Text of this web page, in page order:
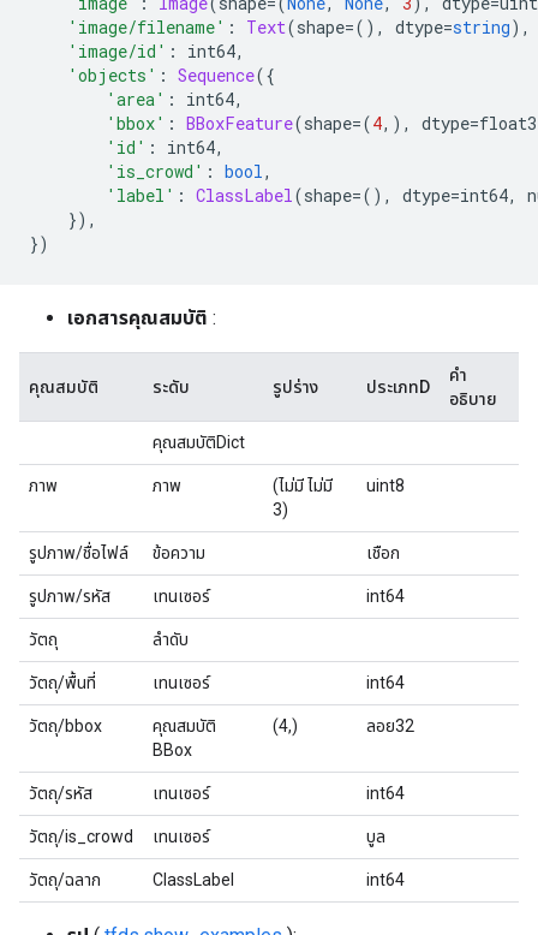
'image/filename' : Text(shape=(), dtype=string),
'image/id' : int64,
'objects' : Sequence({
'area' : int64,
'bbox' : BBoxFeature(shape=(4,), dtype=
'id' : int64,
'is_crowd' : bool,
'label' : ClassLabel(shape=(), dtype=int64,
}),
})
เอกสารคุณสมบัติ :
คุณสมบัติ ระดับ รูปร่าง ประเภทD
คำ
อธิบาย
คุณสมบัติDict
ภาพ ภาพ
(ไม่มี ไม่มี
3)
uint8
รูปภาพ/ชื่อไฟล์ ข้อความ เชือก
รูปภาพ/รหัส เทนเซอร์ int64
วัตถุ ลำดับ
วัตถุ/พื้นที่ เทนเซอร์ int64
วัตถุ/bbox
คุณสมบัติ
BBox
(4,) ลอย32
วัตถุ/รหัส เทนเซอร์ int64
วัตถุ/is_crowd เทนเซอร์ บูล
วัตถุ/ฉลาก ClassLabel int64